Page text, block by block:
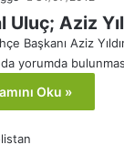
Uluç; Aziz
Başkanı Aziz
yorumda
Oku »